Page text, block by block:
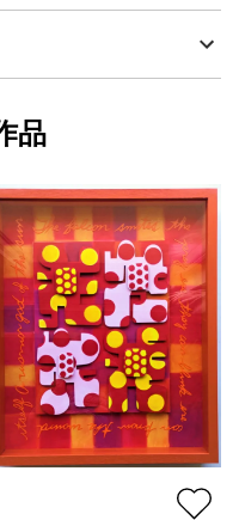
は違う、彫刻のような作
。
品